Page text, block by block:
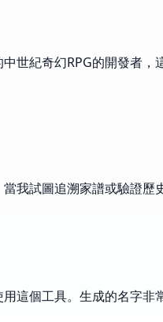
世紀奇幻RPG的開發者
我試圖追溯家譜或驗證
這個工具。生成的名字